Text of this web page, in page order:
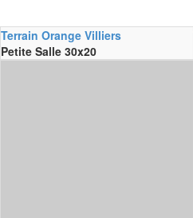
Terrain Orange Villiers
Petite Salle 30x20